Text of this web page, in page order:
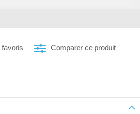
favoris Comparer ce produit